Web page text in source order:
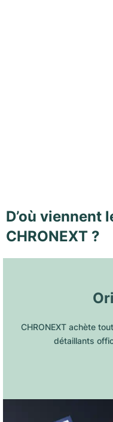
D’où viennent
CHRONEXT ?
CHRONEXT achète
détaillants